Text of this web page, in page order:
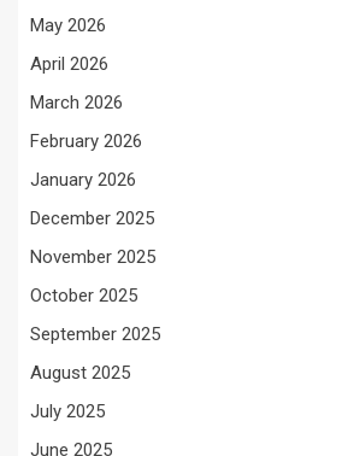
May 2026
April 2026
March 2026
February 2026
January 2026
December 2025
November 2025
October 2025
September 2025
August 2025
July 2025
June 2025